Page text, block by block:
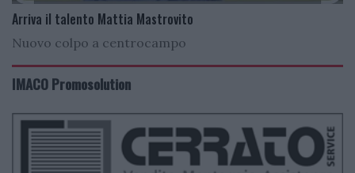
Arriva il talento Mattia Mastrovito
Nuovo colpo a centrocampo
IMACO Promosolution